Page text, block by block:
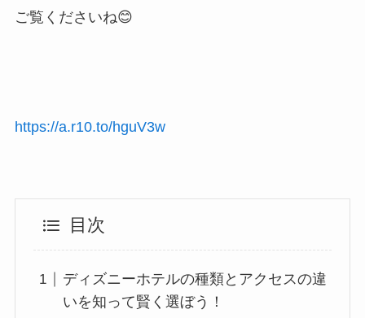
ご覧くださいね😊
https://a.r10.to/hguV3w
目次
ディズニーホテルの種類とアクセスの違
いを知って賢く選ぼう！